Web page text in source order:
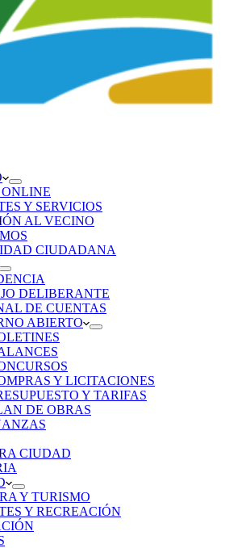
ONLINE
Y SERVICIOS
AL VECINO
CIUDADANA
DELIBERANTE
DE CUENTAS
ABIERTO
Y LICITACIONES
Y TARIFAS
DE OBRAS
CIUDAD
Y TURISMO
Y RECREACIÓN